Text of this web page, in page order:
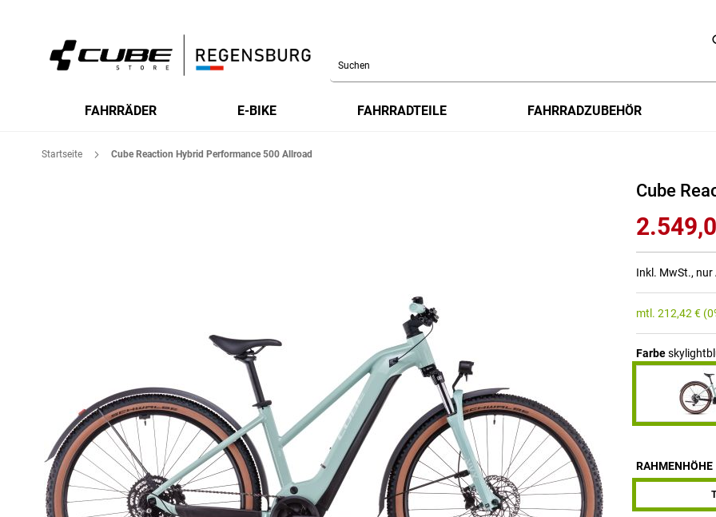
Search
FAHRRÄDER E-BIKE FAHRRADTEILE FAHRRADZUBEHÖR
Startseite Cube Reaction Hybrid Performance 500 Allroad
Cube
Inkl. MwSt.,
mtl. 212,42 €
Farbe
RAHMENHÖHE